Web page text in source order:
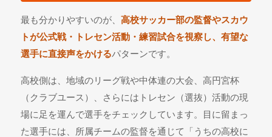
最も分かりやすいのが、高校サッカー部の監督やスカウ
トが公式戦・トレセン活動・練習試合を視察し、有望な
選手に直接声をかけるパターンです。
高校側は、地域のリーグ戦や中体連の大会、高円宮杯
（クラブユース）、さらにはトレセン（選抜）活動の現
場に足を運んで選手をチェックしています。目に留まっ
た選手には、所属チームの監督を通じて「うちの高校に